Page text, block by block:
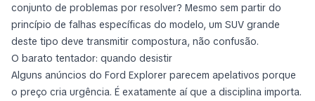
conjunto de problemas por resolver? Mesmo sem partir do
princípio de falhas específicas do modelo, um SUV grande
deste tipo deve transmitir compostura, não confusão.
O barato tentador: quando desistir
Alguns anúncios do Ford Explorer parecem apelativos porque
o preço cria urgência. É exatamente aí que a disciplina importa.